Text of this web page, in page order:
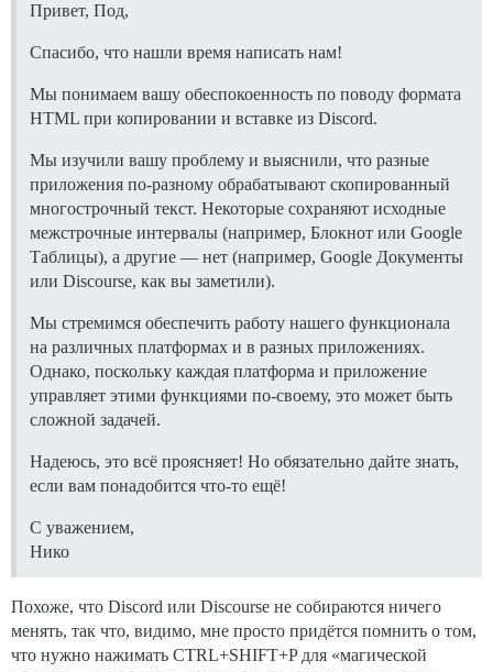
Привет, Под,
Спасибо, что нашли время написать нам!
Мы понимаем вашу обеспокоенность по поводу формата
HTML при копировании и вставке из Discord.
Мы изучили вашу проблему и выяснили, что разные
приложения по-разному обрабатывают скопированный
многострочный текст. Некоторые сохраняют исходные
межстрочные интервалы (например, Блокнот или Google
Таблицы), а другие — нет (например, Google Документы
или Discourse, как вы заметили).
Мы стремимся обеспечить работу нашего функционала
на различных платформах и в разных приложениях.
Однако, поскольку каждая платформа и приложение
управляет этими функциями по-своему, это может быть
сложной задачей.
Надеюсь, это всё проясняет! Но обязательно дайте знать,
если вам понадобится что-то ещё!
С уважением,
Нико
Похоже, что Discord или Discourse не собираются ничего
менять, так что, видимо, мне просто придётся помнить о том,
что нужно нажимать CTRL+SHIFT+P для «магической